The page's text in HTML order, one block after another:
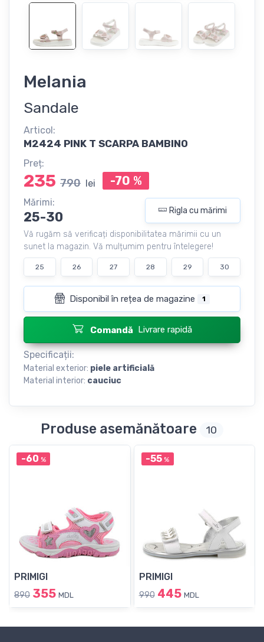
Melania
Sandale
Articol:
M2424 PINK T SCARPA BAMBINO
Preț:
235 790 lei -70 %
Mărimi:
25-30 Rigla cu mărimi
Vă rugăm să verificați disponibilitatea mărimii cu un
sunet la magazin. Vă mulțumim pentru întelegere!
25 26 27 28 29 30
Disponibil în rețea de magazine 1
Comandă Livrare rapidă
Specificații:
Material exterior: piele artificială
Material interior: cauciuc
Produse asemănătoare 10
-60 %
PRIMIGI
890 355 MDL
-55 %
PRIMIGI
990 445 MDL